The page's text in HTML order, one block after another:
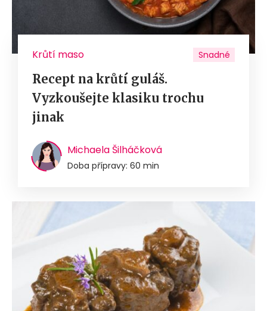
Krůtí maso Snadné
Recept na krůtí guláš.
Vyzkoušejte klasiku trochu
jinak
Michaela Šilháčková
Doba přípravy: 60 min